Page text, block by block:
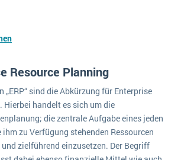
Abfallentsorger
in Ihrem ERP- oder FSM-System: clever und effizient
Resource Planning
„ERP“ sind die Abkürzung für Enterprise
Hierbei handelt es sich um die
die zentrale Aufgabe eines jeden
ihm zu Verfügung stehenden Ressourcen
zielführend einzusetzen. Der Begriff